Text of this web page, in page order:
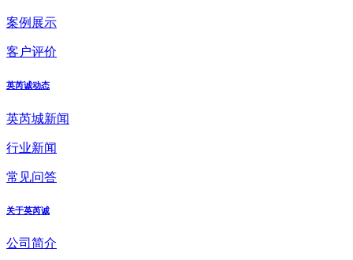
案例展示
客户评价
英芮诚动态
英芮城新闻
行业新闻
常见问答
关于英芮诚
公司简介